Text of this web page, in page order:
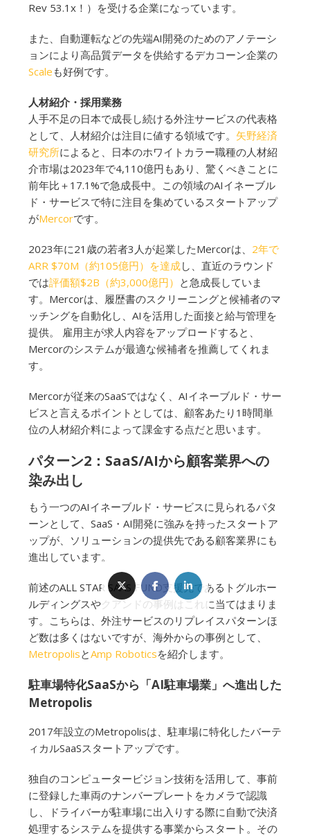
Rev 53.1x！）を受ける企業になっています。
また、自動運転などの先端AI開発のためのアノテーシ
ョンにより高品質データを供給するデカコーン企業の
Scale も好例です。
人材紹介・採用業務
人手不足の日本で成長し続ける外注サービスの代表格
として、人材紹介は注目に値する領域です。 矢野経済
研究所によると、日本のホワイトカラー職種の人材紹
介市場は2023年で4,110億円もあり、驚くべきことに
前年比＋17.1%で急成長中。この領域のAIイネーブル
ド・サービスで特に注目を集めているスタートアップ
がMercorです。
2023年に21歳の若者3人が起業したMercorは、 2年で
ARR $70M（約105億円）を達成し、直近のラウンド
では評価額$2B（約3,000億円） と急成長していま
す。Mercorは、履歴書のスクリーニングと候補者のマ
ッチングを自動化し、AIを活用した面接と給与管理を
提供。 雇用主が求人内容をアップロードすると、
Mercorのシステムが最適な候補者を推薦してくれま
す。
Mercorが従来のSaaSではなく、AIイネーブルド・サー
ビスと言えるポイントとしては、顧客あたり1時間単
位の人材紹介料によって課金する点だと思います。
パターン2：SaaS/AIから顧客業界への
染み出し
もう一つのAIイネーブルド・サービスに見られるパタ
ーンとして、SaaS・AI開発に強みを持ったスタートア
ップが、ソリューションの提供先である顧客業界にも
進出しています。
前述のALL STAR SAAS FUND支援先であるトグルホー
ルディングスやクアンドの事例はこれに当てはまりま
す。こちらは、外注サービスのリプレイスパターンほ
ど数は多くはないですが、海外からの事例として、
MetropolisとAmp Roboticsを紹介します。
駐車場特化SaaSから「AI駐車場業」へ進出した
Metropolis
2017年設立のMetropolisは、駐車場に特化したバーテ
ィカルSaaSスタートアップです。
独自のコンピュータービジョン技術を活用して、事前
に登録した車両のナンバープレートをカメラで認識
し、ドライバーが駐車場に出入りする際に自動で決済
処理するシステムを提供する事業からスタート。その